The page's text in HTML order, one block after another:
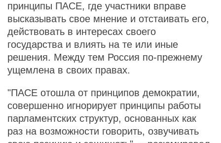
принципы ПАСЕ, где участники вправе
высказывать свое мнение и отстаивать его,
действовать в интересах своего
государства и влиять на те или иные
решения. Между тем Россия по-прежнему
ущемлена в своих правах.
"ПАСЕ отошла от принципов демократии,
совершенно игнорирует принципы работы
парламентских структур, основанных как
раз на возможности говорить, озвучивать